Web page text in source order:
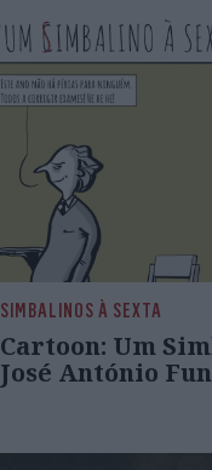
SIMBALINOS À SEXTA
Cartoon: Um
José António